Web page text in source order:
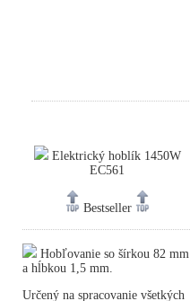
Elektrický hoblík 1450W
EC561
Bestseller
Hobľovanie so šírkou 82 mm
a hĺbkou 1,5 mm.
Určený na spracovanie všetkých